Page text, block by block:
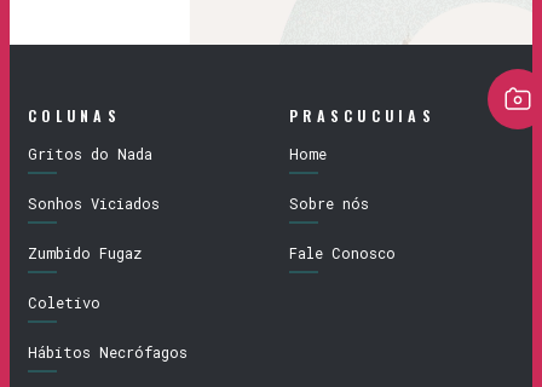
COLUNAS
Gritos do Nada
Sonhos Viciados
Zumbido Fugaz
Coletivo
Hábitos Necrófagos
PRASCUCUIAS
Home
Sobre nós
Fale Conosco